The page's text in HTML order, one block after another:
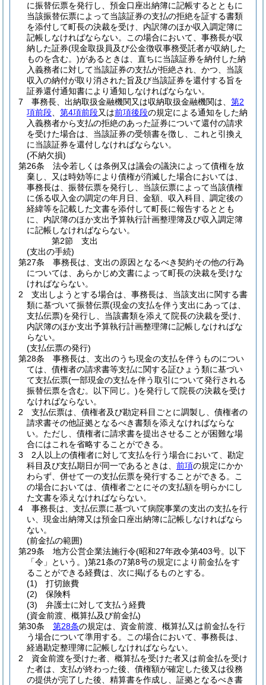
に振替伝票を発行し、預金口座出納簿に記帳するとともに
当該振替伝票によって当該証券の支払の拒絶を証する書類
を添付して町長の決裁を受け、内訳簿のほか収入調定簿に
記帳しなければならない。
この場合において、事務長が収
納した証券(現金取扱員及び公金徴収事務受託者が収納した
ものを含む。)があるときは、直ちに当該証券を納付した納
入義務者に対して当該証券の支払が拒絶され、かつ、当該
収入の納付が取り消された旨及び当該証券を還付する旨を
証券還付通知書により通知しなければならない。
7
事務長、出納取扱金融機関又は収納取扱金融機関は、 第2
項前段
第4項前段又は前項後段の規定による通知をした納
入義務者から支払の拒絶のあった証券について還付の請求
を受けた場合は、当該証券の受領書を徴し、これと引換え
に当該証券を還付しなければならない。
(不納欠損)
第26条
法令若しくは条例又は議会の議決によって債権を放
棄し、又は時効等により債権が消滅した場合においては、
事務長は、振替伝票を発行し、当該伝票によって当該債権
に係る収入金の調定の年月日、金額、収入科目、調定後の
経緯等を記載した文書を添付して町長に報告するととも
に、内訳簿のほか支出予算執行計画整理簿及び収入調定簿
に記帳しなければならない。
第2節
支出
(支出の手続)
第27条
事務長は、支出の原因となるべき契約その他の行為
については、あらかじめ文書によって町長の決裁を受けな
ければならない。
2
支出しようとする場合は、事務長は、当該支出に関する書
類に基づいて振替伝票(現金の支払を伴う支出にあっては、
支払伝票)を発行し、当該書類を添えて院長の決裁を受け、
内訳簿のほか支出予算執行計画整理簿に記帳しなければな
らない。
(支払伝票の発行)
第28条
事務長は、支出のうち現金の支払を伴うものについ
ては、債権者の請求書等支払に関する証ひょう類に基づい
て支払伝票(一部現金の支払を伴う取引について発行される
振替伝票を含む。以下同じ。)を発行して院長の決裁を受け
なければならない。
2
支払伝票は、債権者及び勘定科目ごとに調製し、債権者の
請求書その他証拠となるべき書類を添えなければならな
い。 ただし、債権者に請求書を提出させることが困難な場
合にはこれを省略することができる。
3
2人以上の債権者に対して支払を行う場合において、勘定
科目及び支払期日が同一であるときは、 前項の規定にかか
わらず、併せて一の支払伝票を発行することができる。
こ
の場合においては、債権者ごとにその支払額を明らかにし
た文書を添えなければならない。
4
事務長は、支払伝票に基づいて病院事業の支出の支払を行
い、現金出納簿又は預金口座出納簿に記帳しなければなら
ない。
(前金払の範囲)
第29条
地方公営企業法施行令(昭和27年政令第403号。以下
「令」という。)第21条の7第8号の規定により前金払をす
ることができる経費は、次に掲げるものとする。
(1)
打切旅費
(2)
保険料
(3)
弁護士に対して支払う経費
(資金前渡、概算払及び前金払)
第30条
第28条の規定は、資金前渡、概算払又は前金払を行
う場合について準用する。
この場合において、事務長は、
経過勘定整理簿に記帳しなければならない。
2
資金前渡を受けた者、概算払を受けた者又は前金払を受け
た者は、支払が終わった後、債権額が確定した後又は役務
の提供が完了した後、精算書を作成し、証拠となるべき書